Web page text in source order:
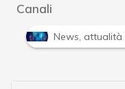
Canali
Attacchi hacker